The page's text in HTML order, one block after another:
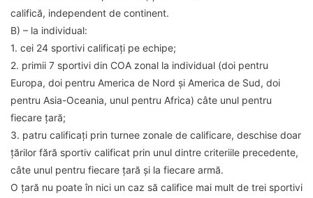
califică, independent de continent.
B) – la individual:
1. cei 24 sportivi calificați pe echipe;
2. primii 7 sportivi din COA zonal la individual (doi pentru
Europa, doi pentru America de Nord și America de Sud, doi
pentru Asia-Oceania, unul pentru Africa) câte unul pentru
fiecare țară;
3. patru calificați prin turnee zonale de calificare, deschise doar
țărilor fără sportiv calificat prin unul dintre criteriile precedente,
câte unul pentru fiecare țară și la fiecare armă.
O țară nu poate în nici un caz să califice mai mult de trei sportivi